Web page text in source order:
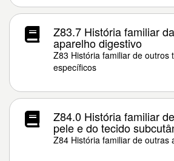
Z83.7 História familiar
aparelho digestivo
Z83 História familiar de outros
específicos
Z84.0 História familiar
pele e do tecido
Z84 História familiar de outras